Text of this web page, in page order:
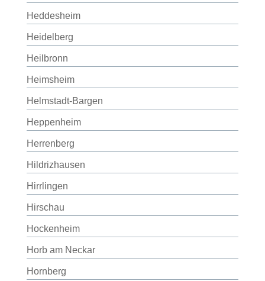
Heddesheim
Heidelberg
Heilbronn
Heimsheim
Helmstadt-Bargen
Heppenheim
Herrenberg
Hildrizhausen
Hirrlingen
Hirschau
Hockenheim
Horb am Neckar
Hornberg